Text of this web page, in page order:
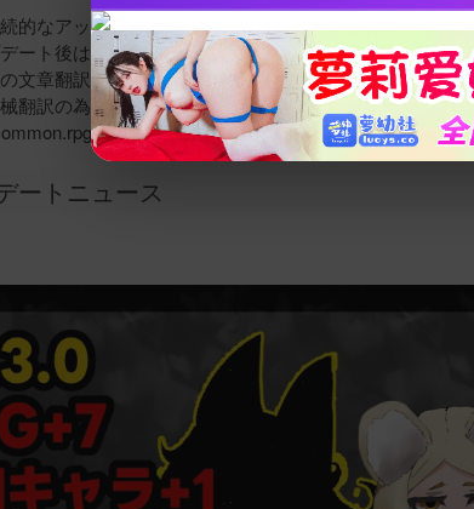
的なアップデートを行いcgや攻略対象を更に増やす予
ート後はゲームバランスの変動やバグが発生する為バ
文章翻訳率(ko,zh,en,ru,hi)はおおよそ95%程度、
翻訳の為文章に見切れなどが発生しています
に保存されます
ートニュース